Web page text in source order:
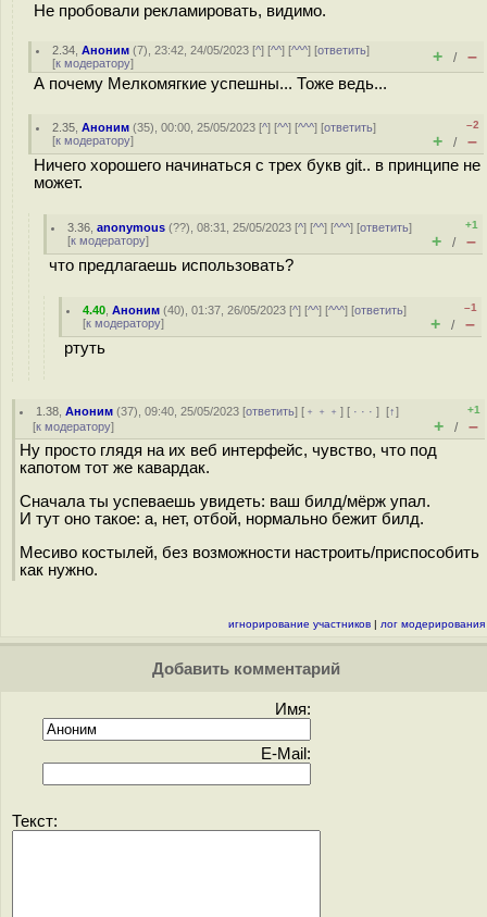
Не пробовали рекламировать, видимо.
2.34 ,Аноним (7), 23:42, 24/05/2023 [^] [^^] [^^^] [ответить]
[к модератору] + / –
А почему Мелкомягкие успешны... Тоже ведь...
2.35 ,Аноним (35), 00:00, 25/05/2023 [^] [^^] [^^^] [ответить]
[к модератору]
–2
+ / –
Ничего хорошего начинаться с трех букв git.. в принципе не
может.
3.36 ,anonymous (??), 08:31, 25/05/2023 [^] [^^] [^^^] [ответить]
[к модератору]
+1
+ / –
что предлагаешь использовать?
4.40 ,Аноним (40), 01:37, 26/05/2023 [^] [^^] [^^^] [ответить]
[к модератору]
–1
+ / –
ртуть
1.38 ,Аноним (37), 09:40, 25/05/2023 [ответить] [ ﹢﹢﹢] [ · · ·][↑]
[к модератору]
+1
+ / –
Ну просто глядя на их веб интерфейс, чувство, что под
капотом тот же кавардак.
Сначала ты успеваешь увидеть: ваш билд/мёрж упал.
И тут оно такое: а, нет, отбой, нормально бежит билд.
Месиво костылей, без возможности настроить/приспособить
как нужно.
игнорирование участников | лог модерирования
Добавить комментарий
Имя:
E-Mail:
Текст: